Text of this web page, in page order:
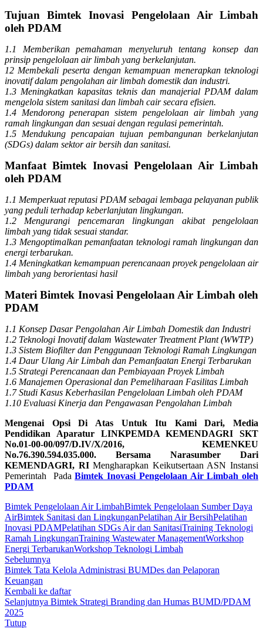
Tujuan Bimtek Inovasi Pengelolaan Air Limbah
oleh PDAM
1.1 Memberikan pemahaman menyeluruh tentang konsep dan
prinsip pengelolaan air limbah yang berkelanjutan.
12 Membekali peserta dengan kemampuan menerapkan teknologi
inovatif dalam pengolahan air limbah domestik dan industri.
1.3 Meningkatkan kapasitas teknis dan manajerial PDAM dalam
mengelola sistem sanitasi dan limbah cair secara efisien.
1.4 Mendorong penerapan sistem pengelolaan air limbah yang
ramah lingkungan dan sesuai dengan regulasi pemerintah.
1.5 Mendukung pencapaian tujuan pembangunan berkelanjutan
(SDGs) dalam sektor air bersih dan sanitasi.
Manfaat Bimtek Inovasi Pengelolaan Air Limbah
oleh PDAM
1.1 Memperkuat reputasi PDAM sebagai lembaga pelayanan publik
yang peduli terhadap keberlanjutan lingkungan.
1.2 Mengurangi pencemaran lingkungan akibat pengelolaan
limbah yang tidak sesuai standar.
1.3 Mengoptimalkan pemanfaatan teknologi ramah lingkungan dan
energi terbarukan.
1.4 Meningkatkan kemampuan perencanaan proyek pengelolaan air
limbah yang berorientasi hasil
Materi Bimtek Inovasi Pengelolaan Air Limbah oleh
PDAM
1.1 Konsep Dasar Pengolahan Air Limbah Domestik dan Industri
1.2 Teknologi Inovatif dalam Wastewater Treatment Plant (WWTP)
1.3 Sistem Biofilter dan Penggunaan Teknologi Ramah Lingkungan
1.4 Daur Ulang Air Limbah dan Pemanfaatan Energi Terbarukan
1.5 Strategi Perencanaan dan Pembiayaan Proyek Limbah
1.6 Manajemen Operasional dan Pemeliharaan Fasilitas Limbah
1.7 Studi Kasus Keberhasilan Pengelolaan Limbah oleh PDAM
1.10 Evaluasi Kinerja dan Pengawasan Pengolahan Limbah
Mengenai Opsi Di Atas Untuk Itu Kami Dari, Media
Pendidikan Aparatur LINKPEMDA KEMENDAGRI SKT
No.01-00-00/097/D.IV/X/2016, KEMENKEU
No.76.390.594.035.000. Bersama Narasumber Dari
KEMENDAGRI, RIMengharapkan Keikutsertaan ASN Instansi
Pemerintah PadaBimtek Inovasi Pengelolaan Air Limbah oleh
PDAM
Bimtek Pengelolaan Air LimbahBimtek Pengelolaan Sumber Daya
AirBimtek Sanitasi dan LingkunganPelatihan Air BersihPelatihan
Inovasi PDAMPelatihan SDGs Air dan SanitasiTraining Teknologi
Ramah LingkunganTraining Wastewater ManagementWorkshop
Energi TerbarukanWorkshop Teknologi Limbah
Sebelumnya
Bimtek Tata Kelola Administrasi BUMDes dan Pelaporan
Keuangan
Kembali ke daftar
Selanjutnya Bimtek Strategi Branding dan Humas BUMD/PDAM
2025
Tutup